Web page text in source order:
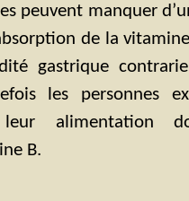
peuvent manquer
de la
gastrique
les personnes
leur alimentation
B.